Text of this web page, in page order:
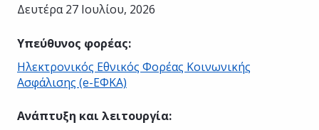
Δευτέρα 27 Ιουλίου, 2026
Υπεύθυνος φορέας:
Ηλεκτρονικός Εθνικός Φορέας Κοινωνικής
Ασφάλισης (e-ΕΦΚΑ)
Ανάπτυξη και λειτουργία: